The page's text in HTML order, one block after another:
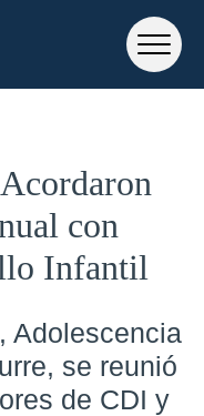
Acordaron
con
Infantil
Adolescencia
se reunió
de CDI y